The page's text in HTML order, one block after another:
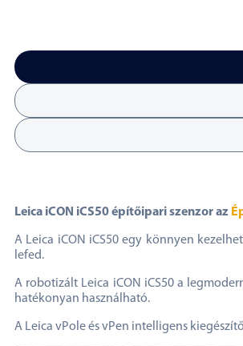
Leica iCON iCS50 építőipari szenzor az
A Leica iCON iCS50 egy könnyen
lefed.
A robotizált Leica iCON iCS50 a
hatékonyan használható.
A Leica vPole és vPen intelligens